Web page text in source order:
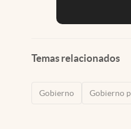
Temas relacionados
Gobierno Gobierno